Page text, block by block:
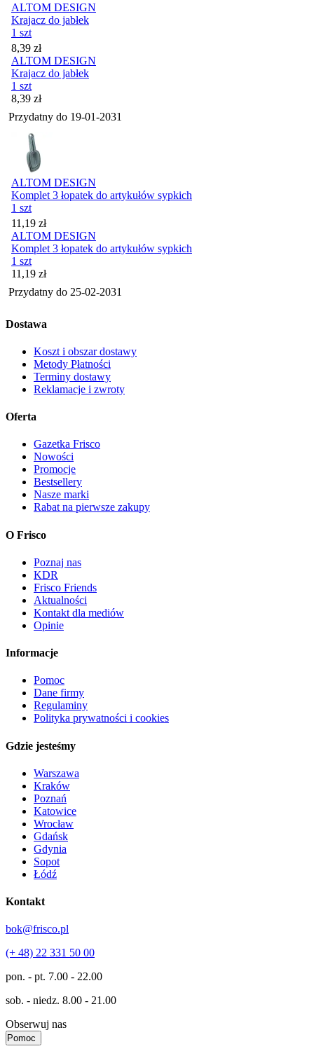
ALTOM DESIGN
Krajacz do jabłek
1 szt
Cena
8,39 zł
ALTOM DESIGN
Krajacz do jabłek
1 szt
Cena
8,39 zł
Przydatny do 19-01-2031
ALTOM DESIGN
Komplet 3 łopatek do artykułów sypkich
1 szt
Cena
11,19 zł
ALTOM DESIGN
Komplet 3 łopatek do artykułów sypkich
1 szt
Cena
11,19 zł
Przydatny do 25-02-2031
Dostawa
Koszt i obszar dostawy
Metody Płatności
Terminy dostawy
Reklamacje i zwroty
Oferta
Gazetka Frisco
Nowości
Promocje
Bestsellery
Nasze marki
Rabat na pierwsze zakupy
O Frisco
Poznaj nas
KDR
Frisco Friends
Aktualności
Kontakt dla mediów
Opinie
Informacje
Pomoc
Dane firmy
Regulaminy
Polityka prywatności i cookies
Gdzie jesteśmy
Warszawa
Kraków
Poznań
Katowice
Wrocław
Gdańsk
Gdynia
Sopot
Łódź
Kontakt
bok@frisco.pl
(+ 48) 22 331 50 00
pon. - pt. 7.00 - 22.00
sob. - niedz. 8.00 - 21.00
Obserwuj nas
Pomoc